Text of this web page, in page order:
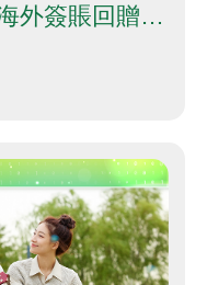
外簽賬回贈
366